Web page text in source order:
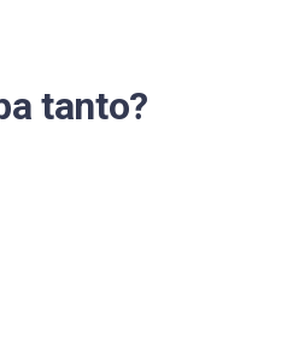
tanto?